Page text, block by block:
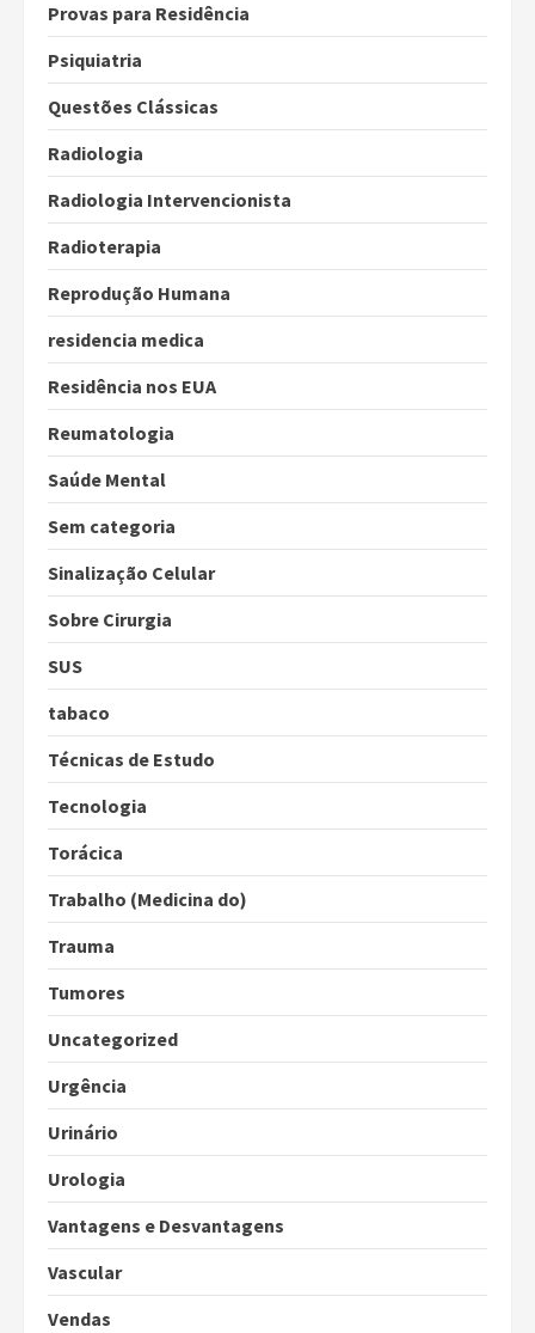
Provas para Residência
Psiquiatria
Questões Clássicas
Radiologia
Radiologia Intervencionista
Radioterapia
Reprodução Humana
residencia medica
Residência nos EUA
Reumatologia
Saúde Mental
Sem categoria
Sinalização Celular
Sobre Cirurgia
SUS
tabaco
Técnicas de Estudo
Tecnologia
Torácica
Trabalho (Medicina do)
Trauma
Tumores
Uncategorized
Urgência
Urinário
Urologia
Vantagens e Desvantagens
Vascular
Vendas